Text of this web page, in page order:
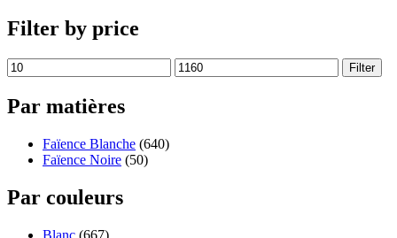
Filter by price
Filter
Par matières
Faïence Blanche (640)
Faïence Noire (50)
Par couleurs
Blanc (667)